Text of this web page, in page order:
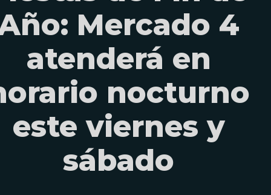
Mercado 4
atenderá en
nocturno
este viernes y
sábado